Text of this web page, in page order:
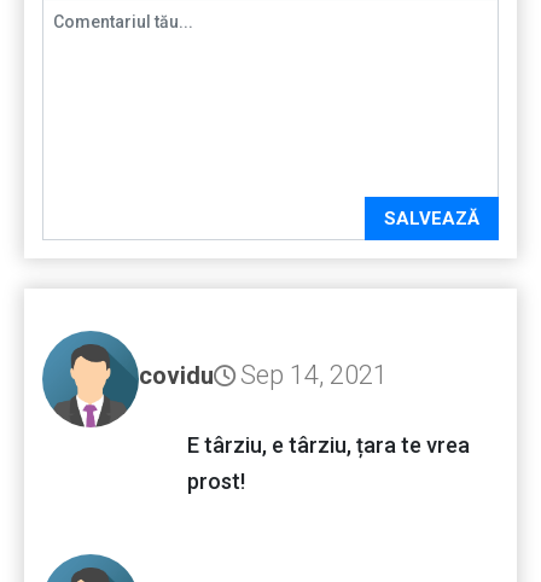
SALVEAZĂ
covidu Sep 14, 2021
E târziu, e târziu, țara te vrea
prost!